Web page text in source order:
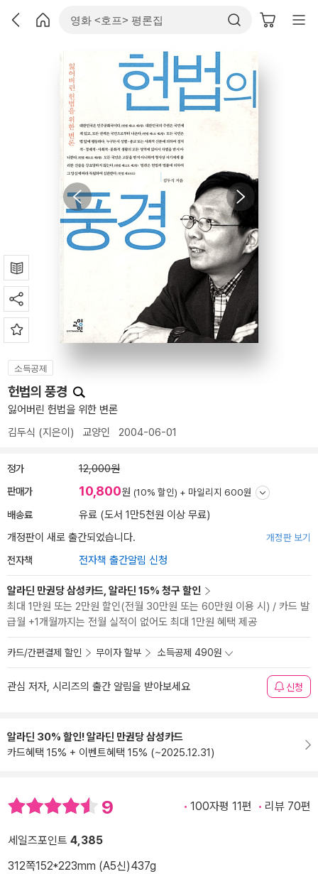
소득공제
헌법의 풍경
잃어버린 헌법을 위한 변론
김두식 (지은이) 교양인 2004-06-01
정가 12,000원
판매가 10,800원 (10% 할인) + 마일리지 600원
배송료
유료 (도서 1만5천원 이상 무료)
개정판이 새로 출간되었습니다.
개정판 보기
전자책 전자책 출간알림 신청
알라딘 만권당 삼성카드, 알라딘 15% 청구 할인
최대 1만원 또는 2만원 할인(전월 30만원 또는 60만원 이용 시) / 카드 발
급월 +1개월까지는 전월 실적이 없어도 최대 1만원 혜택 제공
카드/간편결제 할인 무이자 할부 소득공제 490원
관심 저자, 시리즈의 출간 알림을 받아보세요 신청
알라딘 30% 할인! 알라딘 만권당 삼성카드
카드혜택 15% + 이벤트혜택 15% (~2025.12.31)
9 100자평 11편 리뷰 70편
세일즈포인트 4,385
312쪽152*223mm (A5신)437g